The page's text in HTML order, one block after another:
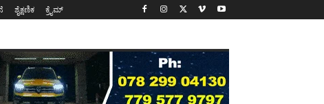
ಶೈಕ್ಷಣಿಕ ಕ್ರೈಮ್